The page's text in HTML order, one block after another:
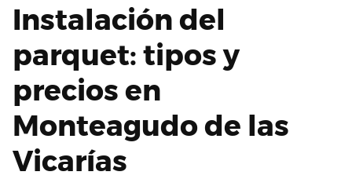
Instalación del
parquet: tipos y
precios en
Monteagudo de las
Vicarías